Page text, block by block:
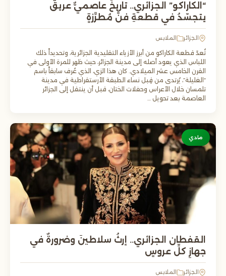
“الكاراكو” الجزائري.. تاريخٌ عاصميٌّ عريقٌ
يتجسّدُ في قطعةِ فنٍّ مُطرَّزةٍ
الجزائر الملابس
تُعدّ قطعة الكاراكو من أبرز الأزياء التقليدية الجزائرية، وتحديداً ذلك
اللباس الذي يعود أصله إلى مدينة الجزائر، حيث ظهر للمرة الأولى في
القرن الخامس عشر الميلادي. كان هذا الزي، الذي عُرف سابقاً باسم
“الغليلة”، يُرتدى من قِبل نساء الطبقة الأرستقراطية في مدينة
تلمسان خلال الأعراس وحفلات الختان، قبل أن ينتقل إلى الجزائر
العاصمة بعد تحويل …
مادي
القفطان الجزائري.. إرثُ سلاطينَ وضرورةٌ في
جهازِ كلِّ عروسٍ
الجزائر الملابس